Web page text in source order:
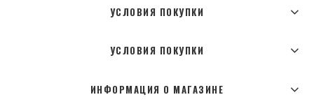
УСЛОВИЯ ПОКУПКИ
УСЛОВИЯ ПОКУПКИ
ИНФОРМАЦИЯ О МАГАЗИНЕ